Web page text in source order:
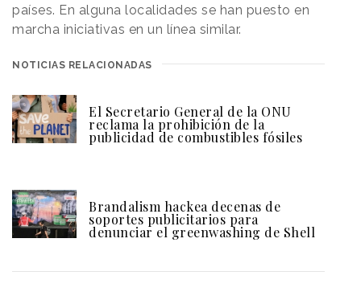
países. En alguna localidades se han puesto en
marcha iniciativas en un línea similar.
NOTICIAS RELACIONADAS
El Secretario General de la ONU
reclama la prohibición de la
publicidad de combustibles fósiles
Brandalism hackea decenas de
soportes publicitarios para
denunciar el greenwashing de Shell